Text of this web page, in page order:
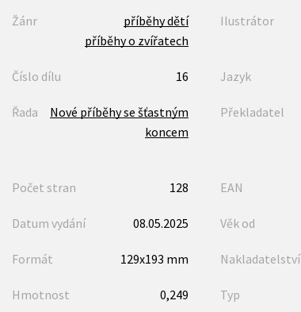
Žánr
příběhy dětí
příběhy o zvířatech
Ilustrátor
Číslo dílu 16 Jazyk
Řada
Nové příběhy se šťastným
koncem
Překladatel
Počet stran 128 EAN
Datum vydání 08.05.2025 Věk od
Formát 129x193 mm Nakladatelství
Hmotnost 0,249 Typ